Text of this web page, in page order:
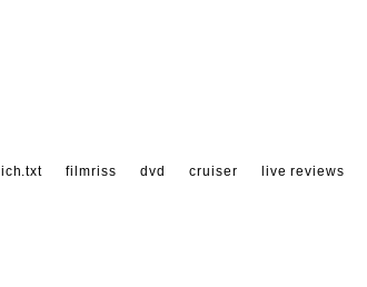
filmriss dvd cruiser live reviews